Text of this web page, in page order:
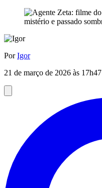
PorIgor
21 de março de 2026 às 17h47